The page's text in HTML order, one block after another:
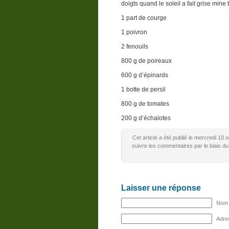
doigts quand le soleil a fait grise mine
1 part de courge
1 poivron
2 fenouils
800 g de poireaux
600 g d’épinards
1 botte de persil
800 g de tomates
200 g d’échalotes
Cet article a été publié le mercredi 10
suivre les commentaires par le biais du
Laisser une réponse